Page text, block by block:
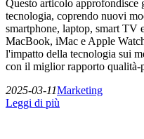
Questo articolo approfondisce
tecnologia, coprendo nuovi
smartphone, laptop, smart TV
MacBook, iMac e Apple
l'impatto della tecnologia sui
con il miglior rapporto qualità-
2025-03-11Marketing
Leggi di più